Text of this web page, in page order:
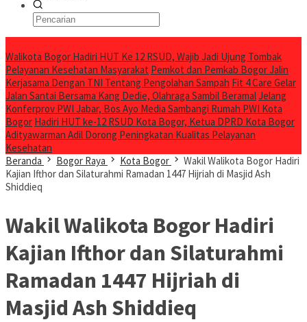
Walikota Bogor Hadiri HUT Ke 12 RSUD, Wajib Jadi Ujung Tombak
Pelayanan Kesehatan Masyarakat Pemkot dan Pemkab Bogor Jalin
Kerjasama Dengan TNI Tentang Pengolahan Sampah Fit 4 Care Gelar
Jalan Santai Bersama Kang Dedie, Olahraga Sambil BeramalJelang
Konferprov PWI Jabar, Bos Ayo Media Sambangi Rumah PWI Kota
Bogor Hadiri HUT ke-12 RSUD Kota Bogor, Ketua DPRD Kota Bogor
Adityawarman Adil Dorong Peningkatan Kualitas Pelayanan
Kesehatan
Beranda
Bogor Raya Kota Bogor
Wakil Walikota Bogor Hadiri
Kajian Ifthor dan Silaturahmi Ramadan 1447 Hijriah di Masjid Ash
Shiddieq
Wakil Walikota Bogor Hadiri
Kajian Ifthor dan Silaturahmi
Ramadan 1447 Hijriah di
Masjid Ash Shiddieq